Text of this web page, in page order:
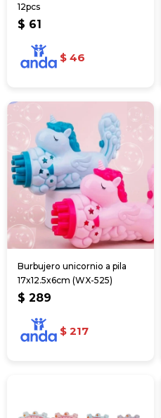
12pcs
$ 61
$ 46
Burbujero unicornio a pila
17x12.5x6cm (WX-525)
$ 289
$ 217